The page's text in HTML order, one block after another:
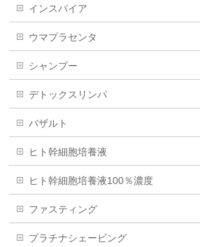
インスパイア
ウマプラセンタ
シャンプー
デトックスリンパ
バザルト
ヒト幹細胞培養液
ヒト幹細胞培養液100％濃度
ファスティング
プラチナシェービング